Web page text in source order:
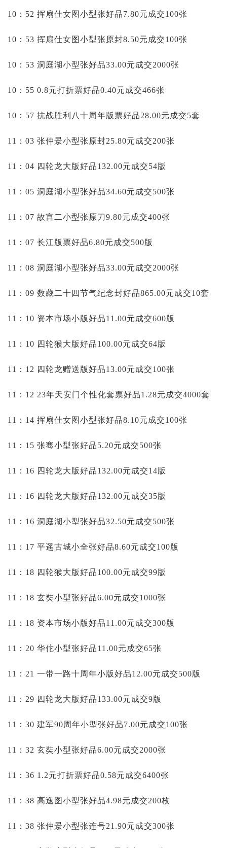
10：52 挥扇仕女图小型张好品7.80元成交100张
10：53 挥扇仕女图小型张原封8.50元成交100张
10：53 洞庭湖小型张好品33.00元成交2000张
10：55 0.8元打折票好品0.40元成交466张
10：57 抗战胜利八十周年版票好品28.00元成交5套
11：03 张仲景小型张原封25.80元成交200张
11：04 四轮龙大版好品132.00元成交54版
11：05 洞庭湖小型张好品34.60元成交500张
11：07 故宫二小型张原刀9.80元成交400张
11：07 长江版票好品6.80元成交500版
11：08 洞庭湖小型张好品33.00元成交2000张
11：09 数藏二十四节气纪念封好品865.00元成交10套
11：10 资本市场小版好品11.00元成交600版
11：10 四轮猴大版好品100.00元成交64版
11：12 四轮龙赠送版好品13.00元成交100张
11：12 23年天安门个性化套票好品1.28元成交4000套
11：14 挥扇仕女图小型张好品8.10元成交100张
11：15 张骞小型张好品5.20元成交500张
11：16 四轮龙大版好品132.00元成交14版
11：16 四轮龙大版好品132.00元成交35版
11：16 洞庭湖小型张好品32.50元成交500张
11：17 平遥古城小全张好品8.60元成交100版
11：18 四轮猴大版好品100.00元成交99版
11：18 玄奘小型张好品6.00元成交1000张
11：18 资本市场小版好品11.00元成交300版
11：20 华佗小型张好品11.00元成交65张
11：21 一带一路十周年小版好品12.00元成交500版
11：29 四轮龙大版好品133.00元成交9版
11：30 建军90周年小型张好品7.00元成交100张
11：32 玄奘小型张好品6.00元成交2000张
11：36 1.2元打折票好品0.58元成交6400张
11：38 高逸图小型张好品4.98元成交200枚
11：38 张仲景小型张连号21.90元成交300张